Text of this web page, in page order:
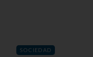
SOCIEDAD